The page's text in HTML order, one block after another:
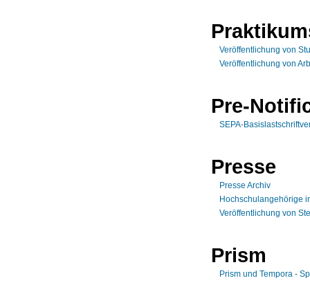
Veröffentlichung von
Veröffentlichung von
Pre-
SEPA-
Presse
Presse Archiv
Hochschulangehörige
Veröffentlichung von
Prism
Prism und Tempora -